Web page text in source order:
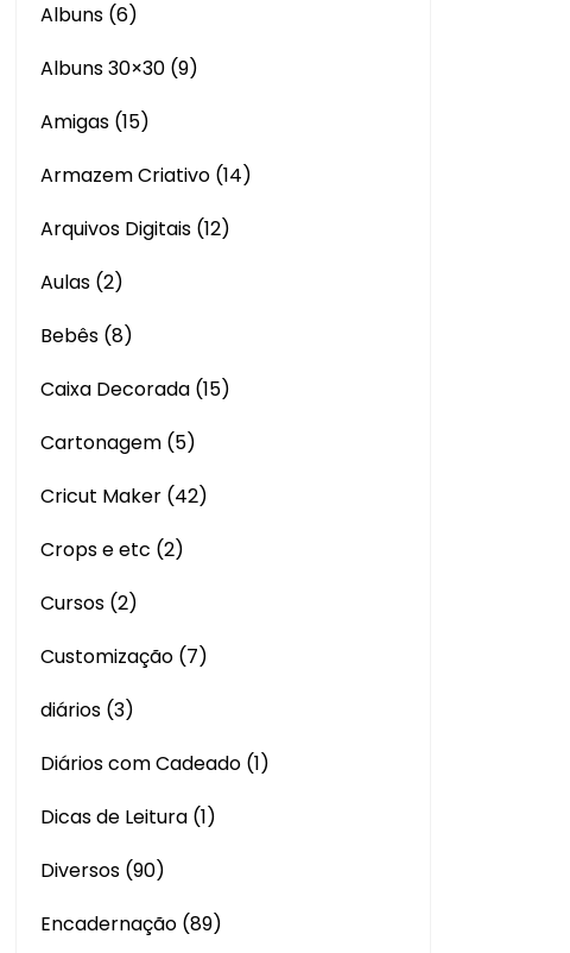
Albuns (6)
Albuns 30×30 (9)
Amigas (15)
Armazem Criativo (14)
Arquivos Digitais (12)
Aulas (2)
Bebês (8)
Caixa Decorada (15)
Cartonagem (5)
Cricut Maker (42)
Crops e etc (2)
Cursos (2)
Customização (7)
diários (3)
Diários com Cadeado (1)
Dicas de Leitura (1)
Diversos (90)
Encadernação (89)